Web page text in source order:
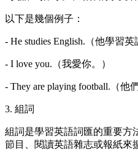
以下是幾個例子：
- He studies English.（他學習英
- I love you.（我愛你。）
- They are playing football.（他
3. 組詞
組詞是學習英語詞匯的重要方
節目、閱讀英語雜志或報紙來